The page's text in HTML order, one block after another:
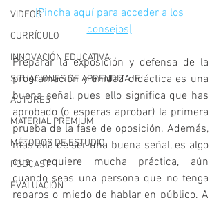
VIDEOS
CURRÍCULO
INNOVACIÓN EDUCATIVA
SITUACIONES DE APRENDIZAJE
AUTORES
MATERIAL PREMIUM
MÉTODOS DE ESTUDIO
PODCAST
EVALUACIÓN
|Pincha aquí para acceder a los
consejos|
Preparar la exposición y defensa de la
programación y unidad didáctica es una
buena señal, pues ello significa que has
aprobado (o esperas aprobar) la primera
prueba de la fase de oposición. Además,
más allá de ser una buena señal, es algo
que requiere mucha práctica, aún
cuando seas una persona que no tenga